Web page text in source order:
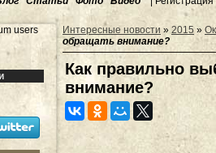
users
Интересные новости » 2015 »
обращать внимание?
Как правильно
внимание?